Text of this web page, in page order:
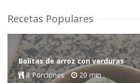
Recetas Populares
Bolitas de arroz con verduras
8 Porciones
20 min